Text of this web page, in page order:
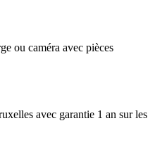
ou caméra avec pièces
avec garantie 1 an sur les